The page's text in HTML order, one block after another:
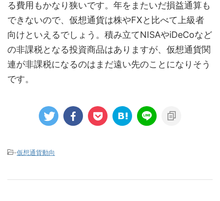
る費用もかなり狭いです。年をまたいだ損益通算も
できないので、仮想通貨は株やFXと比べて上級者
向けといえるでしょう。積み立てNISAやiDeCoなど
の非課税となる投資商品はありますが、仮想通貨関
連が非課税になるのはまだ遠い先のことになりそう
です。
-仮想通貨動向